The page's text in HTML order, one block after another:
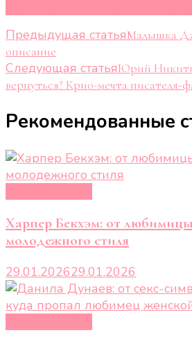
Навигация
по
записям
Предыдущая статьяМалышка
описание
Следующая статьяЮрий
вернуться? Крио-мечта писателя-
Рекомендованные
Харпер Бекхэм: от
молодежного стиля
29.01.202629.01.2026